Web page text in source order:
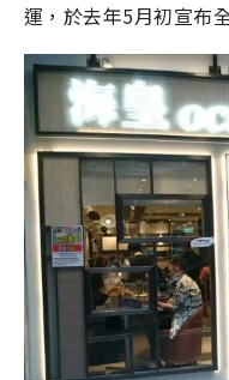
運，於去年5月初宣布